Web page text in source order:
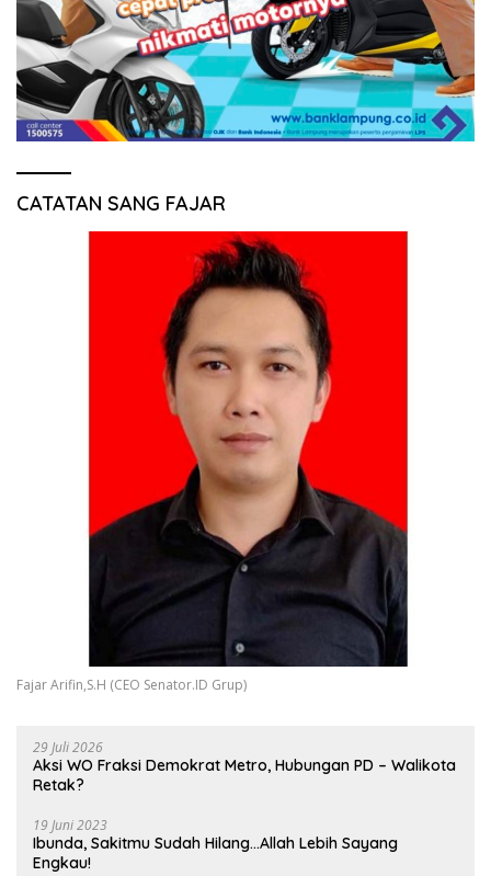
CATATAN SANG FAJAR
Fajar Arifin,S.H (CEO Senator.ID Grup)
29 Juli 2026
Aksi WO Fraksi Demokrat Metro, Hubungan PD – Walikota
Retak?
19 Juni 2023
Ibunda, Sakitmu Sudah Hilang…Allah Lebih Sayang
Engkau!